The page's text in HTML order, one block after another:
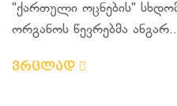
"ქართული ოცნების"
ორგანოს წევრებმა
ვრცლად